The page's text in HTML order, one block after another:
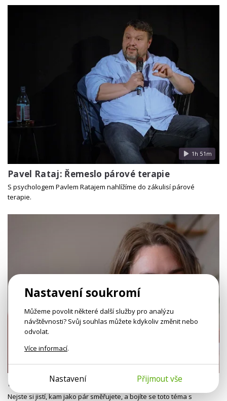
1h 51m
Pavel Rataj: Řemeslo párové terapie
S psychologem Pavlem Ratajem nahlížíme do zákulisí párové
terapie.
24 min
Markéta Šetinová: Skorovztahy
Nejste si jistí, kam jako pár směřujete, a bojíte se toto téma s
Nastavení soukromí
Můžeme povolit některé další služby pro analýzu
návštěvnosti? Svůj souhlas můžete kdykoliv změnit nebo
odvolat.
Více informací.
Nastavení Přijmout vše